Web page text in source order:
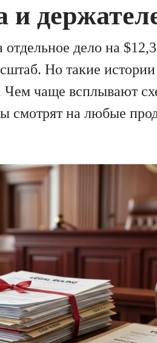
дело на
Но такие
Чем чаще всплывают
смотрят на любые